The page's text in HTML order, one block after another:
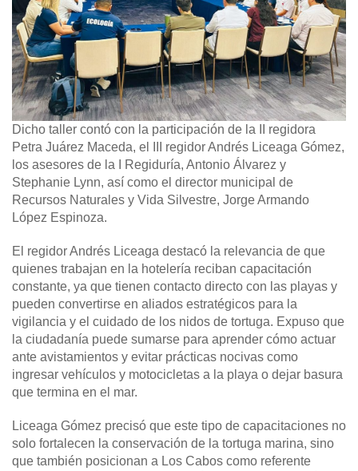
Dicho taller contó con la participación de la II regidora
Petra Juárez Maceda, el III regidor Andrés Liceaga Gómez,
los asesores de la I Regiduría, Antonio Álvarez y
Stephanie Lynn, así como el director municipal de
Recursos Naturales y Vida Silvestre, Jorge Armando
López Espinoza.
El regidor Andrés Liceaga destacó la relevancia de que
quienes trabajan en la hotelería reciban capacitación
constante, ya que tienen contacto directo con las playas y
pueden convertirse en aliados estratégicos para la
vigilancia y el cuidado de los nidos de tortuga. Expuso que
la ciudadanía puede sumarse para aprender cómo actuar
ante avistamientos y evitar prácticas nocivas como
ingresar vehículos y motocicletas a la playa o dejar basura
que termina en el mar.
Liceaga Gómez precisó que este tipo de capacitaciones no
solo fortalecen la conservación de la tortuga marina, sino
que también posicionan a Los Cabos como referente